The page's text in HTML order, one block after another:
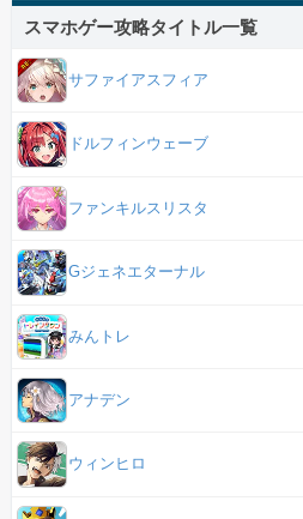
スマホゲー攻略タイトル一覧
サファイアスフィア
ドルフィンウェーブ
ファンキルスリスタ
Gジェネエターナル
みんトレ
アナデン
ウィンヒロ